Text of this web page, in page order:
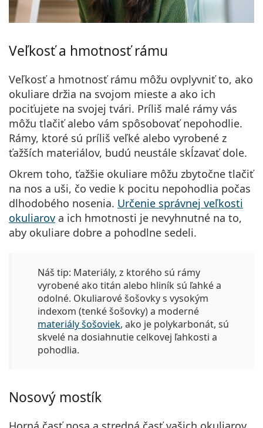
Veľkosť a hmotnosť rámu
Veľkosť a hmotnosť rámu môžu ovplyvniť to, ako
okuliare držia na svojom mieste a ako ich
pociťujete na svojej tvári. Príliš malé rámy vás
môžu tlačiť alebo vám spôsobovať nepohodlie.
Rámy, ktoré sú príliš veľké alebo vyrobené z
ťažších materiálov, budú neustále skĺzavať dole.
Okrem toho, ťažšie okuliare môžu zbytočne tlačiť
na nos a uši, čo vedie k pocitu nepohodlia počas
dlhodobého nosenia. Určenie správnej veľkosti
okuliarov a ich hmotnosti je nevyhnutné na to,
aby okuliare dobre a pohodlne sedeli.
Náš tip: Materiály, z ktorého sú rámy
vyrobené ako titán alebo hliník sú ľahké a
odolné. Okuliarové šošovky s vysokým
indexom (tenké šošovky) a moderné
materiály šošoviek, ako je polykarbonát, sú
skvelé na dosiahnutie celkovej ľahkosti a
pohodlia.
Nosový mostík